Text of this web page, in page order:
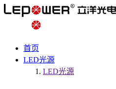
首页
LED光源
LED光源